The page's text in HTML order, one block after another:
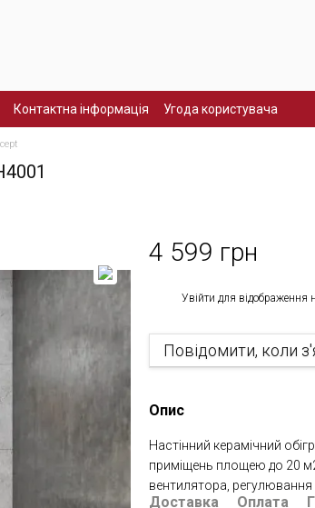
Контактна інформація Угода користувача
4 599 грн
Увійти для відображення
Повідомити, коли
Опис
Настінний керамічний
приміщень площею до 20
вентилятора, регулювання
Доставка Оплата